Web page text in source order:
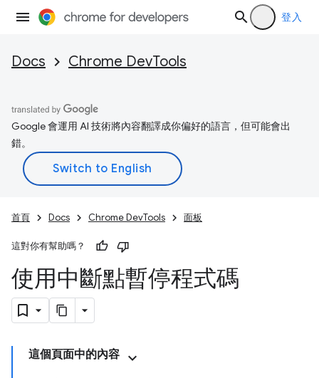
登入
Docs Chrome DevTools
Google 會運用 AI 技術將內容翻譯成你偏好的語言，但可能會出
錯。
首頁 Docs Chrome DevTools 面板
這對你有幫助嗎？
使用中斷點暫停程式碼
這個頁面中的內容